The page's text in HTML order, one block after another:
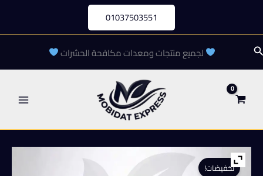
المحتوى
01037503551
البحث لجميع منتجات ومعدات مكافحة الحشرات
تخفيضات!